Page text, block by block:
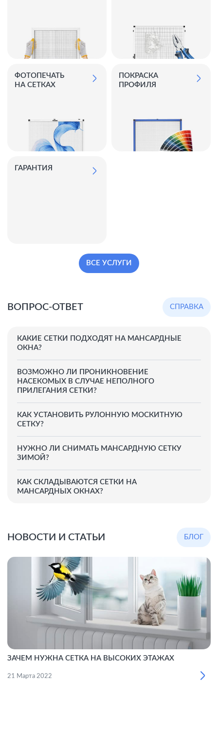
ФОТОПЕЧАТЬ
НА СЕТКАХ
ПОКРАСКА
ПРОФИЛЯ
ГАРАНТИЯ
ВСЕ УСЛУГИ
ВОПРОС-ОТВЕТ СПРАВКА
КАКИЕ СЕТКИ ПОДХОДЯТ НА МАНСАРДНЫЕ
ОКНА?
ВОЗМОЖНО ЛИ ПРОНИКНОВЕНИЕ
НАСЕКОМЫХ В СЛУЧАЕ НЕПОЛНОГО
ПРИЛЕГАНИЯ СЕТКИ?
КАК УСТАНОВИТЬ РУЛОННУЮ МОСКИТНУЮ
СЕТКУ?
НУЖНО ЛИ СНИМАТЬ МАНСАРДНУЮ СЕТКУ
ЗИМОЙ?
КАК СКЛАДЫВАЮТСЯ СЕТКИ НА
МАНСАРДНЫХ ОКНАХ?
НОВОСТИ И СТАТЬИ БЛОГ
ЗАЧЕМ НУЖНА СЕТКА НА ВЫСОКИХ ЭТАЖАХ
21 Марта 2022